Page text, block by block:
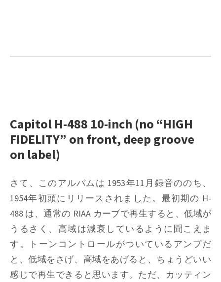
Capitol H-488 10-inch (no “HIGH
FIDELITY” on front, deep groove
on label)
さて、このアルバムは 1953年11月録音ののち、
1954年初頭にリリースされました。最初期の H-
488 は、通常の RIAA カーブで再生すると、低域が
うるさく、高域は減衰しているように聞こえま
す。トーンコントロールがついているアンプだ
と、低域をさげ、高域をあげると、ちょうどいい
感じで再生できると思います。ただ、カッティン